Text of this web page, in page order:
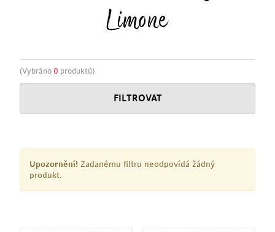
Limone
(Vybráno 0 produktů)
FILTROVAT
Upozornění! Zadanému filtru neodpovídá žádný
produkt.